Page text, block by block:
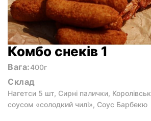
Комбо снеків 1
Вага:400г
Склад
Нагетси 5 шт, Сирні палички,
соусом «солодкий чилі», Соус Барбекю